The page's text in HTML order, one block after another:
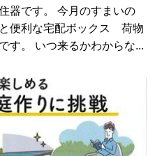
器です。 今月のすまいの
便利な宅配ボックス 荷物
す。 いつ来るかわからな...